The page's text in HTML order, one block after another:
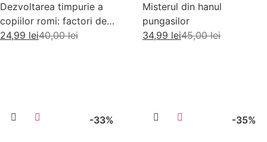
Dezvoltarea timpurie a
copiilor romi: factori de
risc si factori de protectie
40,00lei
24,99 lei
Misterul din hanul
pungasilor
45,00lei
34,99 lei
-33% -35%